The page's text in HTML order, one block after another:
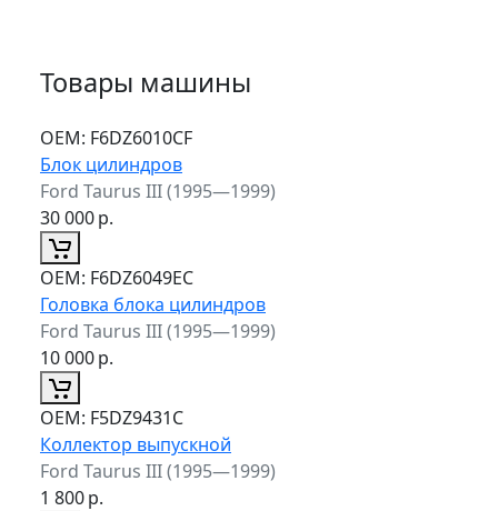
Товары машины
ОЕМ: F6DZ6010CF
Блок цилиндров
Ford Taurus III (1995—1999)
30 000р.
ОЕМ: F6DZ6049EC
Головка блока цилиндров
Ford Taurus III (1995—1999)
10 000р.
ОЕМ: F5DZ9431C
Коллектор выпускной
Ford Taurus III (1995—1999)
1 800р.